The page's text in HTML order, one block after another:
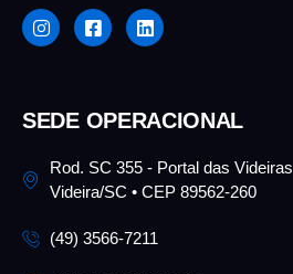
SEDE OPERACIONAL
Rod. SC 355 - Portal das Videiras
Videira/SC • CEP 89562-260
(49) 3566-7211